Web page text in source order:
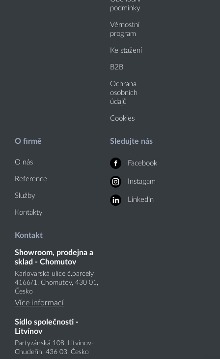
podmínky
Věrnostní
program
Ke stažení
B2B
Ochrana
osobních
údajů
Cookies
O firmě
O nás
Reference
Služby
Kontakty
Sledujte nás
Facebook
Instagam
Linkedin
Kontakt
Showroom, prodejna a
sklad - Chomutov
Karlovarská ulice č.parcely
4166/1, Chomutov, 430 01,
Česko
Více informací
Sídlo společnosti -
Litvínov
Partyzánská 108, Litvínov-
Chudeřín, 436 03, Česko